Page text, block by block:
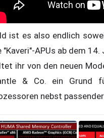
ist es also endlich
"Kaveri"-APUs ab dem
ihr von den neuen
& Co. ein Grund
nebst